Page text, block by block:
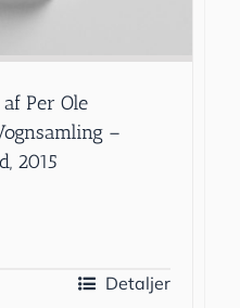
af Per Ole
–
2015
Detaljer